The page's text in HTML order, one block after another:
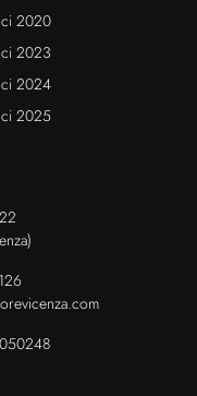
2020
2023
2024
2025